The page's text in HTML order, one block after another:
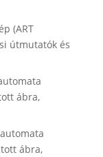
(ART
útmutatók és
ábra,
ábra,